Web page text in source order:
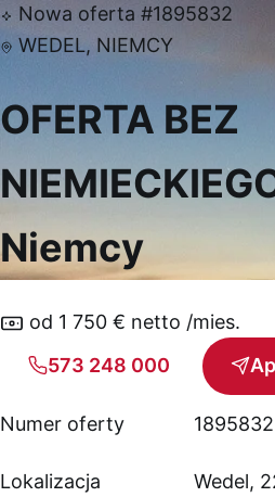
Nowa oferta #1895832
WEDEL, NIEMCY
OFERTA BEZ
Niemcy
od 1 750 € netto /mies.
573 248 000
Numer oferty 1895832
Lokalizacja Wedel,